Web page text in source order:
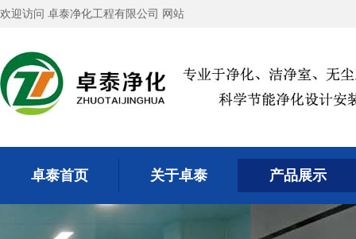
欢迎访问 卓泰净化工程有限公司 网站
卓泰首页 关于卓泰 产品展示